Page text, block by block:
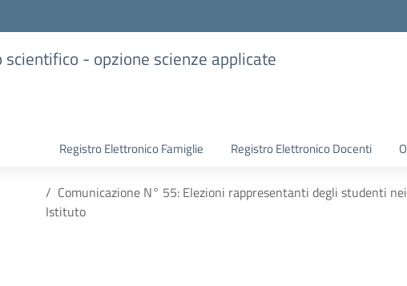
- opzione scienze applicate
Registro Elettronico Famiglie Registro Elettronico Docenti
Comunicazione N° 55: Elezioni rappresentanti degli studenti
Istituto